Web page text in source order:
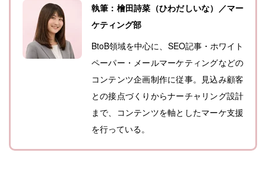
執筆：檜田詩菜（ひわだしいな）／マー
ケティング部
BtoB領域を中心に、SEO記事・ホワイト
ペーパー・メールマーケティングなどの
コンテンツ企画制作に従事。見込み顧客
との接点づくりからナーチャリング設計
まで、コンテンツを軸としたマーケ支援
を行っている。